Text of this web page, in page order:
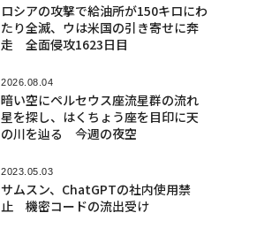
ロシアの攻撃で給油所が150キロにわ
たり全滅、ウは米国の引き寄せに奔
走 全面侵攻1623日目
2026.08.04
暗い空にペルセウス座流星群の流れ
星を探し、はくちょう座を目印に天
の川を辿る 今週の夜空
2023.05.03
サムスン、ChatGPTの社内使用禁
止 機密コードの流出受け